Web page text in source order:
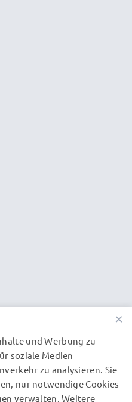
& 3 Jahren
×
und Werbung zu
soziale Medien
zu analysieren. Sie
nur notwendige Cookies
verwalten. Weitere